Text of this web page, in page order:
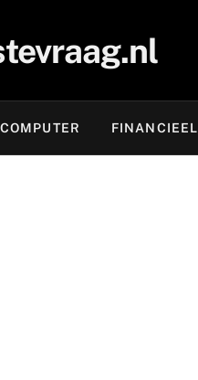
COMPUTER FINANCIEEL